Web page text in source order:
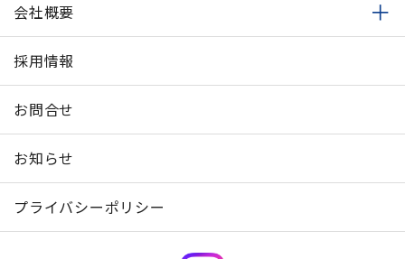
会社概要
採用情報
お問合せ
お知らせ
プライバシーポリシー